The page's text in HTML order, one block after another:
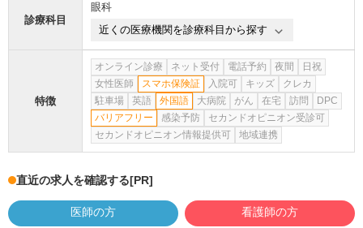
診療科目
眼科
近くの医療機関を診療科目から探す
特徴
オンライン診療 ネット受付 電話予約 夜間
日祝
女性医師
スマホ保険証 入院可 キッズ
クレカ
駐車場
英語 外国語 大病院 がん 在宅 訪問
DPC
バリアフリー
感染予防
セカンドオピニオン受診可
セカンドオピニオン情報提供可
地域連携
直近の求人を確認する[PR]
医師の方 看護師の方